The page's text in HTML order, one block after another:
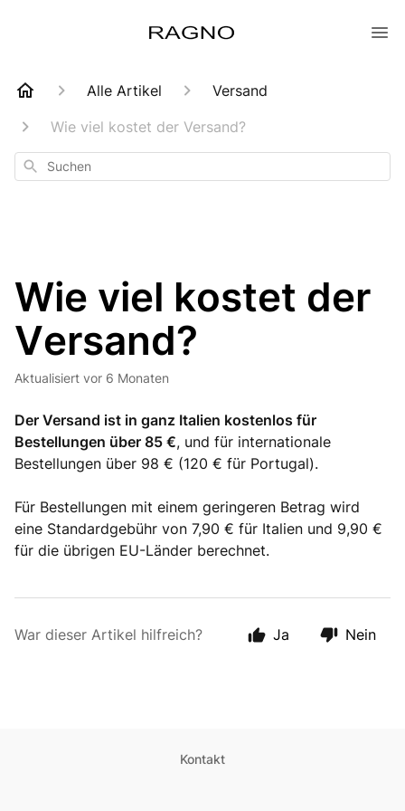
Alle Artikel
Versand
Wie viel kostet der Versand?
Suchen
Wie viel kostet der
Versand?
Aktualisiert vor 6 Monaten
Der Versand ist in ganz Italien kostenlos für
Bestellungen über 85 €, und für internationale
Bestellungen über 98 € (120 € für Portugal).
Für Bestellungen mit einem geringeren Betrag wird
eine Standardgebühr von 7,90 € für Italien und 9,90 €
für die übrigen EU-Länder berechnet.
War dieser Artikel hilfreich? Ja Nein
Kontakt